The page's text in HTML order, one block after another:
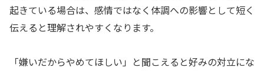
起きている場合は、感情ではなく体調への影響として短く
伝えると理解されやすくなります。
「嫌いだからやめてほしい」と聞こえると好みの対立にな